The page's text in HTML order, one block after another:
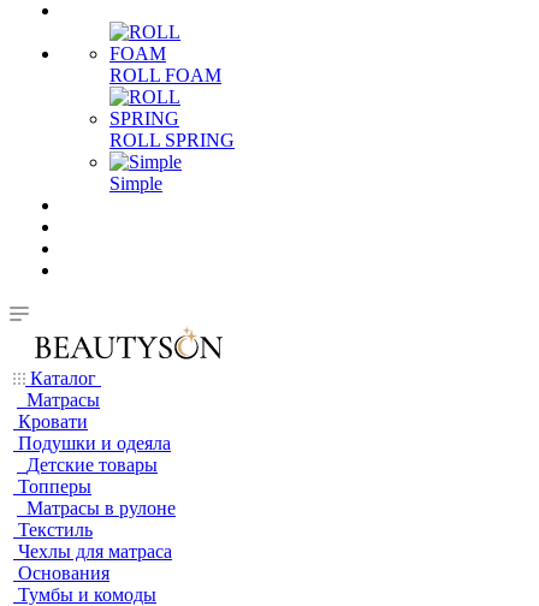
ROLL FOAM
ROLL SPRING
Simple
Каталог
Матрасы
Кровати
Подушки и одеяла
Детские товары
Топперы
Матрасы в рулоне
Текстиль
Чехлы для матраса
Основания
Тумбы и комоды